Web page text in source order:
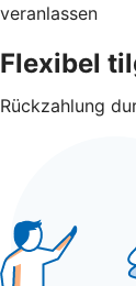
veranlassen
Flexibel
Rückzahlung